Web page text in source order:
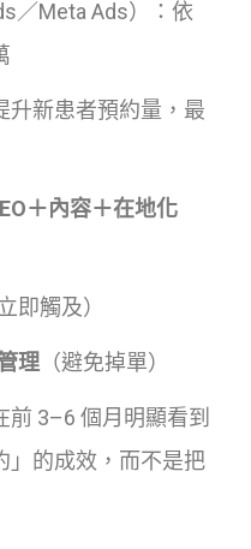
／Meta Ads）：依
升新患者預約量，最
＋內容＋在地化
立即觸及）
理 （避免掉單）
3–6 個月明顯看到
的成效，而不是把